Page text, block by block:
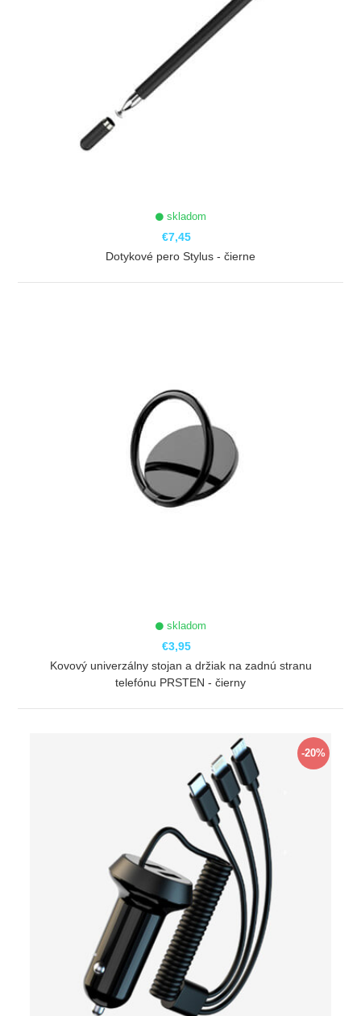
skladom
€7,45
Dotykové pero Stylus - čierne
skladom
€3,95
Kovový univerzálny stojan a držiak na zadnú stranu
telefónu PRSTEN - čierny
-20%